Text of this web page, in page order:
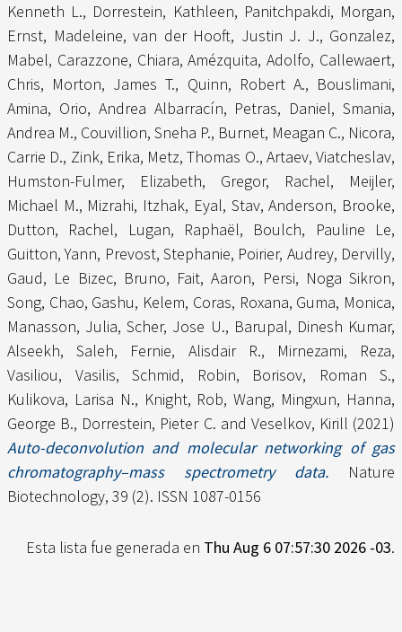
Kenneth L., Dorrestein, Kathleen, Panitchpakdi, Morgan,
Ernst, Madeleine, van der Hooft, Justin J. J., Gonzalez,
Mabel, Carazzone, Chiara,Amézquita, Adolfo, Callewaert,
Chris, Morton, James T., Quinn, Robert A., Bouslimani,
Amina, Orio, Andrea Albarracín, Petras, Daniel,Smania,
Andrea M., Couvillion, Sneha P., Burnet, Meagan C., Nicora,
Carrie D., Zink, Erika, Metz, Thomas O., Artaev, Viatcheslav,
Humston-Fulmer, Elizabeth, Gregor, Rachel, Meijler,
Michael M., Mizrahi, Itzhak, Eyal, Stav,Anderson, Brooke,
Dutton, Rachel, Lugan, Raphaël, Boulch, Pauline Le,
Guitton, Yann, Prevost, Stephanie, Poirier, Audrey, Dervilly,
Gaud, Le Bizec, Bruno, Fait, Aaron, Persi, Noga Sikron,
Song, Chao, Gashu, Kelem, Coras, Roxana, Guma, Monica,
Manasson, Julia,Scher, Jose U., Barupal, Dinesh Kumar,
Alseekh, Saleh, Fernie, Alisdair R., Mirnezami, Reza,
Vasiliou, Vasilis, Schmid, Robin, Borisov, Roman S.,
Kulikova, Larisa N., Knight, Rob,Wang, Mingxun, Hanna,
George B., Dorrestein, Pieter C. and Veselkov, Kirill (2021)
Auto-deconvolution and molecular networking of gas
chromatography–mass spectrometry data. Nature
Biotechnology, 39 (2). ISSN 1087-0156
Esta lista fue generada en Thu Aug 6 07:57:30 2026 -03.